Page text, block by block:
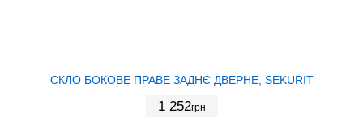
СКЛО БОКОВЕ ПРАВЕ ЗАДНЄ ДВЕРНЕ, SEKURIT
1 252грн